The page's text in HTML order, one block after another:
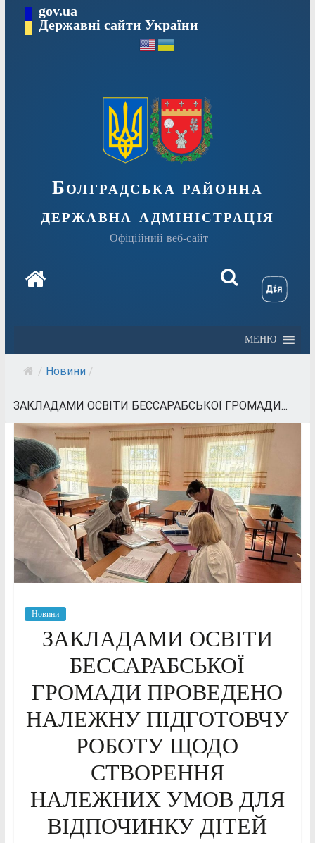
Перейтиgov.ua
Державні сайти України
Болградська районна
державна адміністрація
Офіційний веб-сайт
МЕНЮ
/ Новини /
ЗАКЛАДАМИ ОСВІТИ БЕССАРАБСЬКОЇ ГРОМАДИ...
Новини
ЗАКЛАДАМИ ОСВІТИ
БЕССАРАБСЬКОЇ
ГРОМАДИ ПРОВЕДЕНО
НАЛЕЖНУ ПІДГОТОВЧУ
РОБОТУ ЩОДО
СТВОРЕННЯ
НАЛЕЖНИХ УМОВ ДЛЯ
ВІДПОЧИНКУ ДІТЕЙ